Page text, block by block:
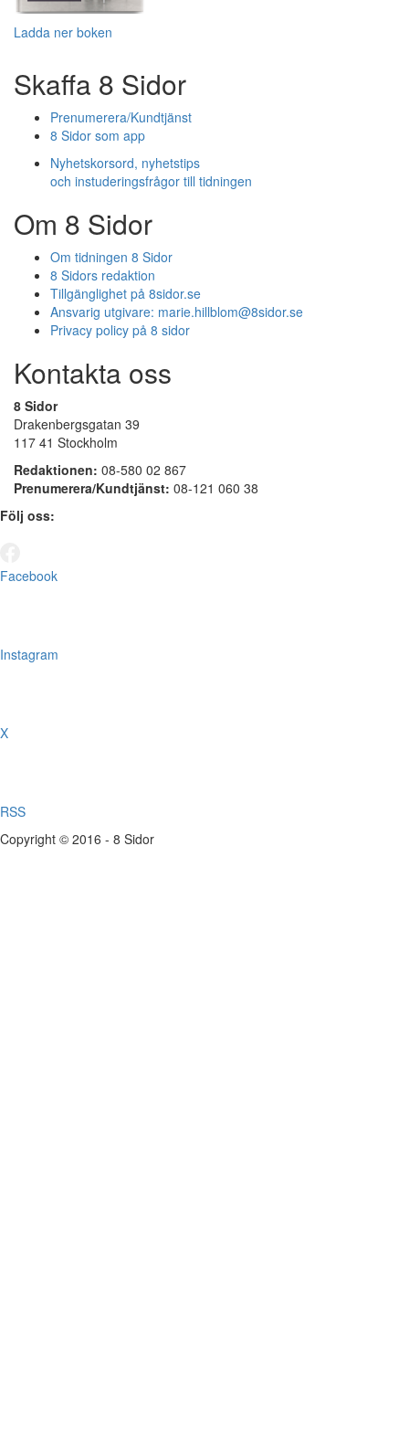
Ladda ner boken
Skaffa 8 Sidor
Prenumerera/Kundtjänst
8 Sidor som app
Nyhetskorsord, nyhetstips
och instuderingsfrågor till tidningen
Om 8 Sidor
Om tidningen 8 Sidor
8 Sidors redaktion
Tillgänglighet på 8sidor.se
Ansvarig utgivare: marie.hillblom@8sidor.se
Privacy policy på 8 sidor
Kontakta oss
8 Sidor
Drakenbergsgatan 39
117 41 Stockholm
Redaktionen: 08-580 02 867
Prenumerera/Kundtjänst: 08-121 060 38
Följ oss:
Facebook
Instagram
X
RSS
Copyright © 2016 - 8 Sidor